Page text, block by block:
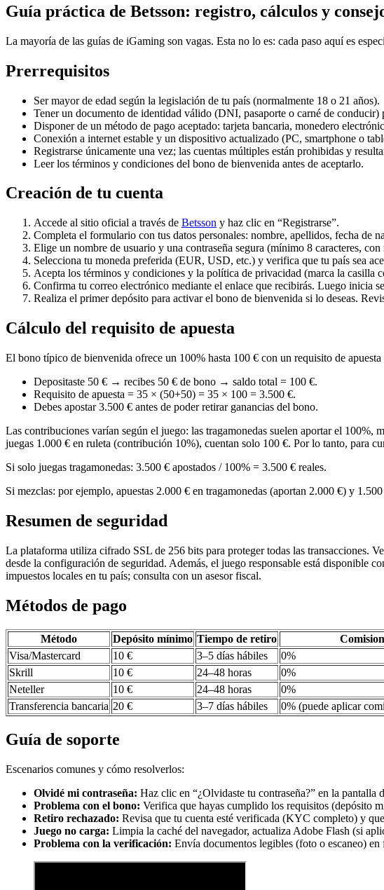
Guía práctica de Betsson: registro, cálculos y
La mayoría de las guías de iGaming son vagas. Esta no lo es: cada paso aquí es
Prerrequisitos
Ser mayor de edad según la legislación de tu país (normalmente 18 o 21 años).
Tener un documento de identidad válido (DNI, pasaporte o carné de
Disponer de un método de pago aceptado: tarjeta bancaria, monedero
Conexión a internet estable y un dispositivo actualizado (PC, smartphone o
Registrarse únicamente una vez; las cuentas múltiples están prohibidas y
Leer los términos y condiciones del bono de bienvenida antes de aceptarlo.
Creación de tu cuenta
Accede al sitio oficial a través de Betsson y haz clic en “Registrarse”.
Completa el formulario con tus datos personales: nombre, apellidos, fecha de
Elige un nombre de usuario y una contraseña segura (mínimo 8 caracteres,
Selecciona tu moneda preferida (EUR, USD, etc.) y verifica que tu país sea
Acepta los términos y condiciones y la política de privacidad (marca la casilla
Confirma tu correo electrónico mediante el enlace que recibirás. Luego inicia
Realiza el primer depósito para activar el bono de bienvenida si lo deseas.
Cálculo del requisito de apuesta
El bono típico de bienvenida ofrece un 100% hasta 100 € con un requisito de
Depositaste 50 € → recibes 50 € de bono → saldo total = 100 €.
Requisito de apuesta = 35 × (50+50) = 35 × 100 = 3.500 €.
Debes apostar 3.500 € antes de poder retirar ganancias del bono.
Las contribuciones varían según el juego: las tragamonedas suelen aportar el
juegas 1.000 € en ruleta (contribución 10%), cuentan solo 100 €. Por lo tanto, para
Si solo juegas tragamonedas: 3.500 € apostados / 100% = 3.500 € reales.
Si mezclas: por ejemplo, apuestas 2.000 € en tragamonedas (aportan 2.000 €) y
Resumen de seguridad
La plataforma utiliza cifrado SSL de 256 bits para proteger todas las transacciones.
desde la configuración de seguridad. Además, el juego responsable está disponible
impuestos locales en tu país; consulta con un asesor fiscal.
Métodos de pago
Método Depósito mínimo Tiempo de retiro
Visa/Mastercard
10 € 3–5 días hábiles
0%
Skrill
10 € 24–48 horas
0%
Neteller
10 € 24–48 horas
0%
Transferencia bancaria 20 € 3–7 días hábiles 0% (puede aplicar
Guía de soporte
Escenarios comunes y cómo resolverlos:
Olvidé mi contraseña: Haz clic en “¿Olvidaste tu contraseña?” en la
Problema con el bono: Verifica que hayas cumplido los requisitos (depósito
Retiro rechazado: Revisa que tu cuenta esté verificada (KYC completo) y
Juego no carga: Limpia la caché del navegador, actualiza Adobe Flash (si
Problema con la verificación: Envía documentos legibles (foto o escaneo)